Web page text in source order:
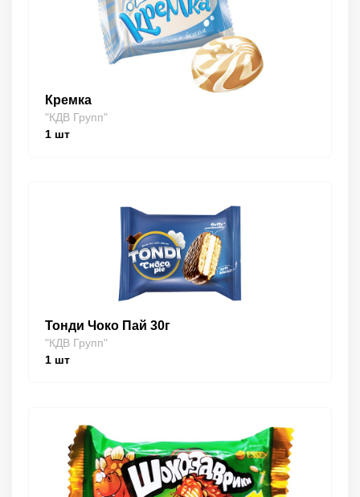
Кремка
"КДВ Групп"
1 шт
Тонди Чоко Пай 30г
"КДВ Групп"
1 шт